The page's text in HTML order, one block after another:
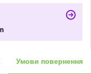
Умови повернення